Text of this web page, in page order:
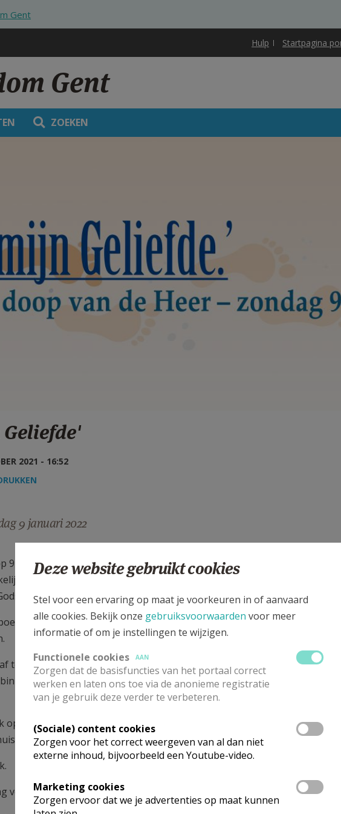
Gent
Hulp Startpagina
Gent
ZOEKEN
2021 - 16:52
9 januari 2022
januari, viert de Kerk het feest van de doop van de Heer. Bij zijn doopsel
is: de veelgeliefde Zoon. Tegelijk gaat het ook over ons, die door de
geliefde kinderen.
eengeloofsgesprek. We laten ons daarbij leiden door een icoon en
te spreken en in kleine groepen uit te wisselen, op veilige afstand enz.
een initiatief van CCV, is ze wettelijk toegelaten (we schrijven dit op
een avond in de week ervoor aanbieden, bijv. via
. Waar vanuit de
stap 3 ook persoonlijkverwerken.
voor begeleiders.
Deze website gebruikt cookies
Stel voor een ervaring op maat je voorkeuren in of aanvaard
alle cookies. Bekijk onze gebruiksvoorwaarden voor meer
informatie of om je instellingen te wijzigen.
Functionele cookies
AAN
Zorgen dat de basisfuncties van het portaal correct
werken en laten ons toe via de anonieme registratie
van je gebruik deze verder te verbeteren.
(Sociale) content cookies
Zorgen voor het correct weergeven van al dan niet
externe inhoud, bijvoorbeeld een Youtube-video.
Marketing cookies
Zorgen ervoor dat we je advertenties op maat kunnen